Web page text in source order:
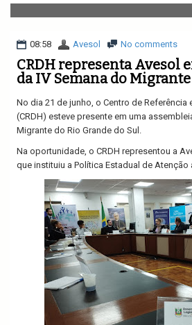
v
i
a
i
o
08:58 Avesol No comments
CRDH representa Avesol
da IV Semana do Migrante
No dia 21 de junho, o Centro de Referência
(CRDH) esteve presente em uma
Migrante do Rio Grande do Sul.
Na oportunidade, o CRDH representou a
que instituiu a Política Estadual de Atenção